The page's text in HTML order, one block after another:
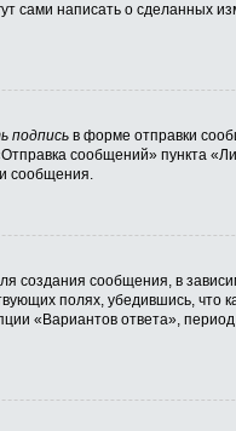
сами написать о сделанных
подписьв форме отправки
сообщений» пункта
сообщения.
создания сообщения, в
полях, убедившись, что
«Вариантов ответа»,